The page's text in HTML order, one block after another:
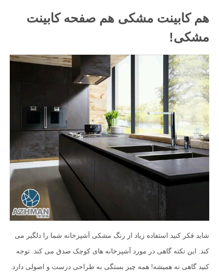
هم کابینت مشکی هم صفحه کابینت
مشکی!
شاید فکر کنید استفاده زیاد از رنگ مشکی آشپزخانه شما را دلگیر می
کند. این نکته گاهی در مورد آشپزخانه های کوچک صدق می کند. توجه
کنید گاهی نه همیشه! همه چیز بستگی به طراحی درست و اصولی دارد.